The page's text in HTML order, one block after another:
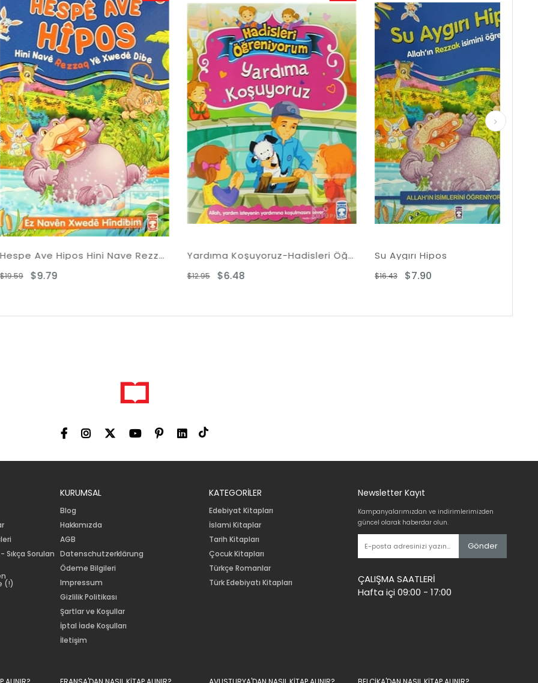
Hespe Ave Hipos Hini Nave Rezzaq Ye Xwede Dibe
İndirim
%50İndirim
Yardıma Koşuyoruz-Hadisleri Öğreniy
$6.48
İndirim
%50İndirim
Su Aygırı Hipos
$7.90
İndirim
%52İndirim
Sıkça Sorulan
(!)
KURUMSAL
Blog
Hakkımızda
AGB
Datenschutzerklärung
Ödeme Bilgileri
Impressum
Gizlilik Politikası
Şartlar ve Koşullar
İptal İade Koşulları
İletişim
KATEGORİLER
Edebiyat Kitapları
İslami Kitaplar
Tarih Kitapları
Çocuk Kitapları
Türkçe Romanlar
Türk Edebiyatı Kitapları
Newsletter Kayıt
Kampanyalarımızdan ve indirimlerimizden
güncel olarak haberdar olun.
Gönder
ÇALIŞMA SAATLERİ
Hafta içi 09:00 - 17:00